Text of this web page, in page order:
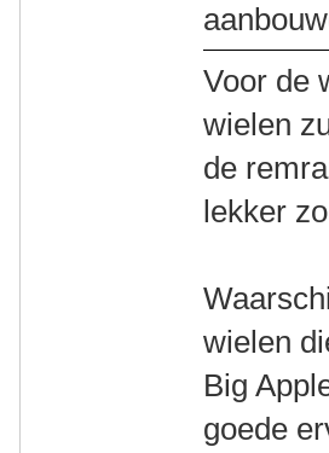
Voor de
wielen
de
lekker
wielen
Big
goede